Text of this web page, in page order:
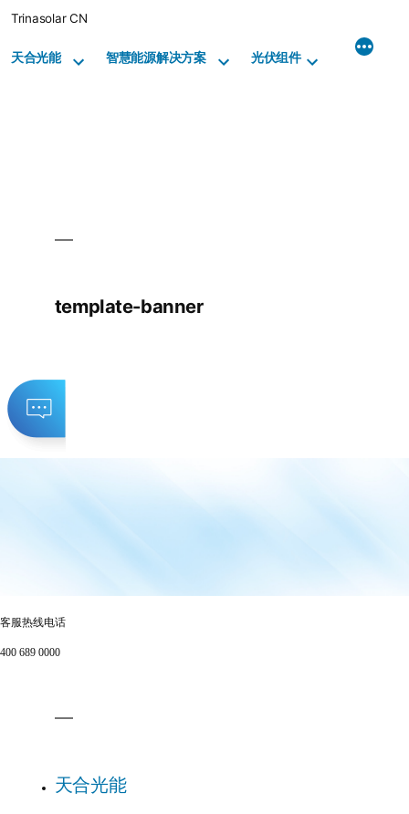
Trinasolar CN
天合光能 智慧能源解决方案 光伏组件
template-banner
客服热线电话
400 689 0000
天合光能